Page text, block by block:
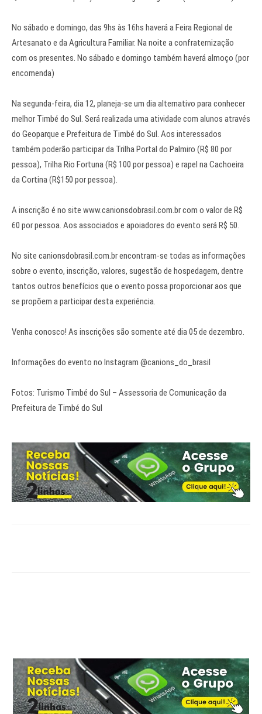
No sábado e domingo, das 9hs às 16hs haverá a Feira Regional de
Artesanato e da Agricultura Familiar. Na noite a confraternização
com os presentes. No sábado e domingo também haverá almoço (por
encomenda)
Na segunda-feira, dia 12, planeja-se um dia alternativo para conhecer
melhor Timbé do Sul. Será realizada uma atividade com alunos através
do Geoparque e Prefeitura de Timbé do Sul. Aos interessados
também poderão participar da Trilha Portal do Palmiro (R$ 80 por
pessoa), Trilha Rio Fortuna (R$ 100 por pessoa) e rapel na Cachoeira
da Cortina (R$150 por pessoa).
A inscrição é no site www.canionsdobrasil.com.br com o valor de R$
60 por pessoa. Aos associados e apoiadores do evento será R$ 50.
No site canionsdobrasil.com.br encontram-se todas as informações
sobre o evento, inscrição, valores, sugestão de hospedagem, dentre
tantos outros benefícios que o evento possa proporcionar aos que
se propõem a participar desta experiência.
Venha conosco! As inscrições são somente até dia 05 de dezembro.
Informações do evento no Instagram @canions_do_brasil
Fotos: Turismo Timbé do Sul – Assessoria de Comunicação da
Prefeitura de Timbé do Sul